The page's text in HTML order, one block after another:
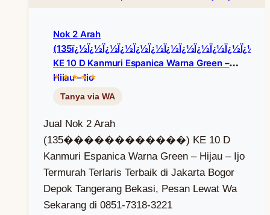
Nok 2 Arah
(135ï¿½ï¿½ï¿½ï¿½ï¿½ï¿½ï¿½ï¿½ï¿½ï¿½ï¿½ï¿½)
KE 10 D Kanmuri Espanica Warna Green –
Hijau – Ijo
Jual Nok 2 Arah
(135������������) KE 10 D
Kanmuri Espanica Warna Green – Hijau – Ijo
Termurah Terlaris Terbaik di Jakarta Bogor
Depok Tangerang Bekasi, Pesan Lewat Wa
Sekarang di 0851-7318-3221